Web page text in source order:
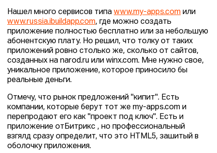
Нашел много сервисов типа www.my-apps.com или
www.russia.ibuildapp.com, где можно создать
приложение полностью бесплатно или за небольшую
абонентскую плату. Но решил, что толку от таких
приложений ровно столько же, сколько от сайтов,
созданных на narod.ru или winx.com. Мне нужно свое,
уникальное приложение, которое приносило бы
реальные деньги.
Отмечу, что рынок предложений "кипит". Есть
компании, которые берут тот же my-apps.com и
перепродают его как "проект под ключ". Есть и
приложение отБитрикс , но профессиональный
взгялд сразу определит, что это HTML5, зашитый в
оболочку приложения.